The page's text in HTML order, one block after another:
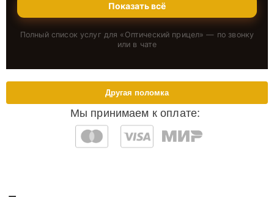
Показать всё
Полный список услуг для « Оптический прицел» — по звонку
или в чате
Мы принимаем к оплате:
Другая поломка